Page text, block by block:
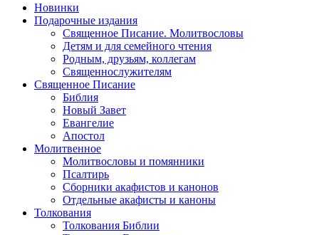
Новинки
Подарочные издания
Священное Писание. Молитвословы
Детям и для семейного чтения
Родным, друзьям, коллегам
Священнослужителям
Священное Писание
Библия
Новый Завет
Евангелие
Апостол
Молитвенное
Молитвословы и помянники
Псалтирь
Сборники акафистов и канонов
Отдельные акафисты и каноны
Толкования
Толкования Библии